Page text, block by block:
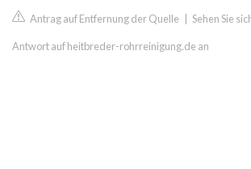
Antrag auf Entfernung der Quelle Sehen Sie
Antwort auf heitbreder-rohrreinigung.de an